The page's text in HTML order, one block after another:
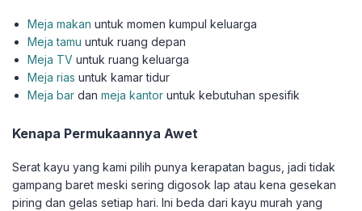
Meja makan untuk momen kumpul keluarga
Meja tamu untuk ruang depan
Meja TV untuk ruang keluarga
Meja rias untuk kamar tidur
Meja bar danmeja kantor untuk kebutuhan spesifik
Kenapa Permukaannya Awet
Serat kayu yang kami pilih punya kerapatan bagus, jadi tidak
gampang baret meski sering digosok lap atau kena gesekan
piring dan gelas setiap hari. Ini beda dari kayu murah yang